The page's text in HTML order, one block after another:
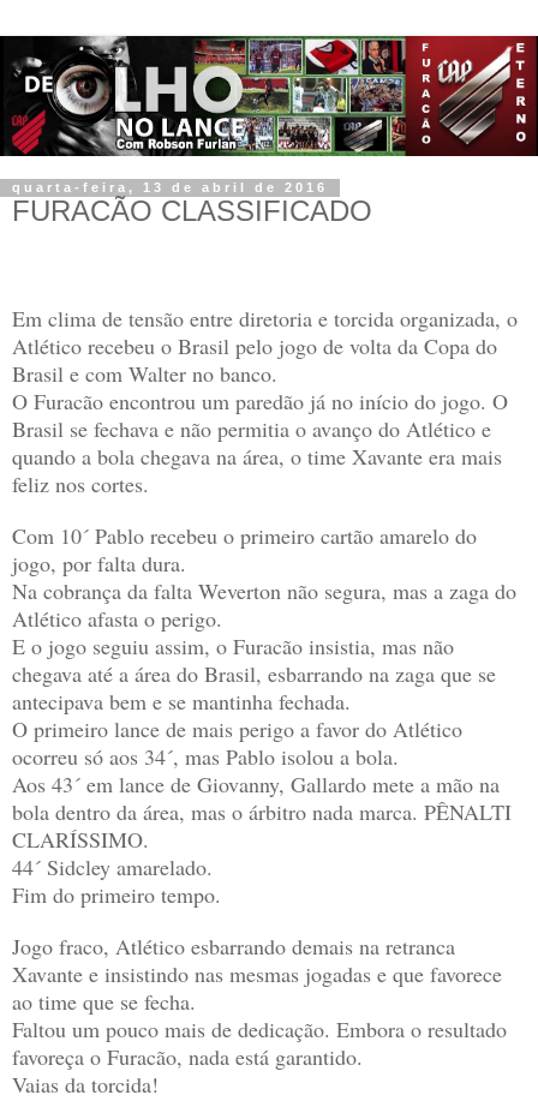
quarta-feira, 13 de abril de 2016
FURACÃO CLASSIFICADO
Em clima de tensão entre diretoria e torcida organizada, o
Atlético recebeu o Brasil pelo jogo de volta da Copa do
Brasil e com Walter no banco.
O Furacão encontrou um paredão já no início do jogo. O
Brasil se fechava e não permitia o avanço do Atlético e
quando a bola chegava na área, o time Xavante era mais
feliz nos cortes.
Com 10´ Pablo recebeu o primeiro cartão amarelo do
jogo, por falta dura.
Na cobrança da falta Weverton não segura, mas a zaga do
Atlético afasta o perigo.
E o jogo seguiu assim, o Furacão insistia, mas não
chegava até a área do Brasil, esbarrando na zaga que se
antecipava bem e se mantinha fechada.
O primeiro lance de mais perigo a favor do Atlético
ocorreu só aos 34´, mas Pablo isolou a bola.
Aos 43´ em lance de Giovanny, Gallardo mete a mão na
bola dentro da área, mas o árbitro nada marca. PÊNALTI
CLARÍSSIMO.
44´ Sidcley amarelado.
Fim do primeiro tempo.
Jogo fraco, Atlético esbarrando demais na retranca
Xavante e insistindo nas mesmas jogadas e que favorece
ao time que se fecha.
Faltou um pouco mais de dedicação. Embora o resultado
favoreça o Furacão, nada está garantido.
Vaias da torcida!